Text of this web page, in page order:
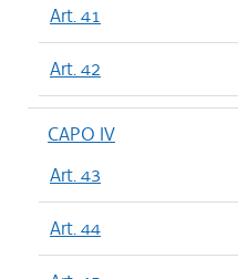
Art. 41
Art. 42
CAPO IV
Art. 43
Art. 44